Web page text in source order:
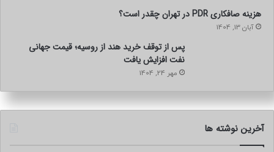
هزینه صافکاری PDR در تهران چقدر است؟
آبان 13, 1404
پس از توقف خرید هند از روسیه؛ قیمت جهانی
نفت افزایش یافت
مهر 24, 1404
آخرین نوشته ها